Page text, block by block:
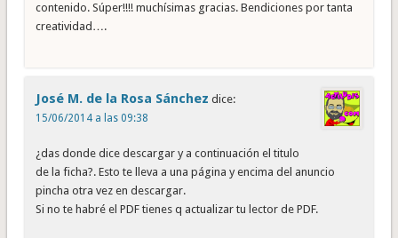
contenido. Súper!!!! muchísimas gracias. Bendiciones por tanta
creatividad….
José M. de la Rosa Sánchez dice:
15/06/2014 a las 09:38
¿das donde dice descargar y a continuación el titulo
de la ficha?. Esto te lleva a una página y encima del anuncio
pincha otra vez en descargar.
Si no te habré el PDF tienes q actualizar tu lector de PDF.